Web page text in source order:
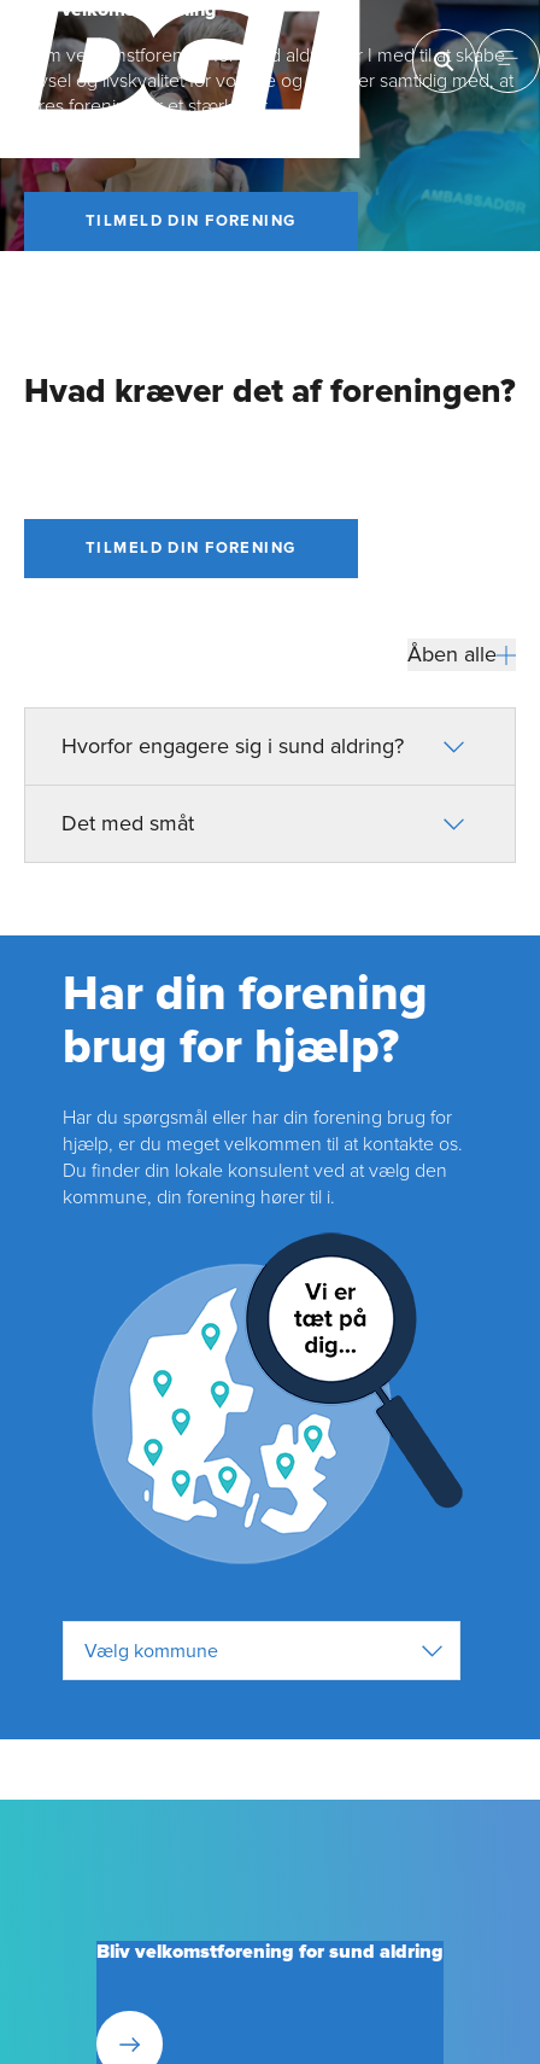
Bliv velkomst­forening
Som velkomstforening for sund aldring er I med til at skabe
trivsel og livskvalitet for voksne og seniorer samtidig med, at
jeres forening får et stærkt løft.
TILMELD DIN FORENING
Hvad kræver det af foreningen?
TILMELD DIN FORENING
Åben alle
Hvorfor engagere sig i sund aldring?
Det med småt
Har din forening
brug for hjælp?
Har du spørgsmål eller har din forening brug for
hjælp, er du meget velkommen til at kontakte os.
Du finder din lokale konsulent ved at vælg den
kommune, din forening hører til i.
Vælg kommune
Bliv velkomstforening for sund aldring